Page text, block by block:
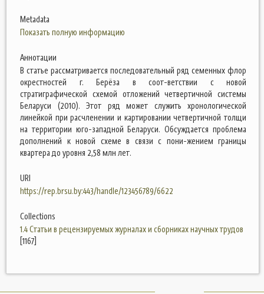
Metadata
Показать полную информацию
Аннотации
В статье рассматривается последовательный ряд семенных флор
окрестностей г. Берёза в соот-ветствии с новой
стратиграфической схемой отложений четвертичной системы
Беларуси (2010). Этот ряд может служить хронологической
линейкой при расчленении и картировании четвертичной толщи
на территории юго-западной Беларуси. Обсуждается проблема
дополнений к новой схеме в связи с пони-жением границы
квартера до уровня 2,58 млн лет.
URI
https://rep.brsu.by:443/handle/123456789/6622
Collections
1.4 Статьи в рецензируемых журналах и сборниках научных трудов
[1167]